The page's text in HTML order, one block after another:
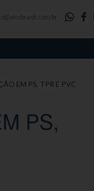
EM PS, TPR E PVC
PS,